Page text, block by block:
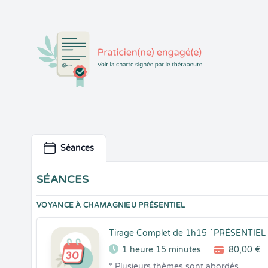
Séances
SÉANCES
VOYANCE À CHAMAGNIEU PRÉSENTIEL
Tirage Complet de 1h15 ´ PRÉSENTIEL
1 heure 15 minutes
80,00 €